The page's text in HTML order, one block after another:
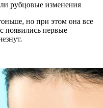
рубцовые изменения
но при этом она все
появились первые